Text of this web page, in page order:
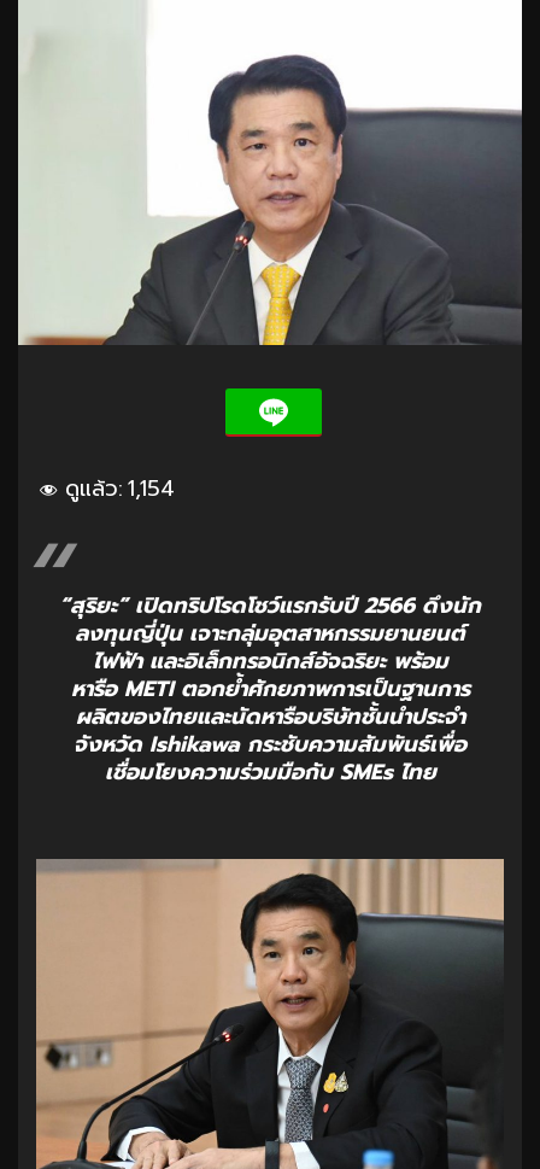
ดูแล้ว:1,154
“สุริยะ” เปิดทริปโรดโชว์แรกรับปี 2566 ดึงนัก
ลงทุนญี่ปุ่น เจาะกลุ่มอุตสาหกรรมยานยนต์
ไฟฟ้า และอิเล็กทรอนิกส์อัจฉริยะ พร้อม
หารือ METI ตอกย้ำศักยภาพการเป็นฐานการ
ผลิตของไทยและนัดหารือบริษัทชั้นนำประจำ
จังหวัด Ishikawa กระชับความสัมพันธ์เพื่อ
เชื่อมโยงความร่วมมือกับ SMEs ไทย